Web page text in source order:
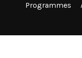
Programmes